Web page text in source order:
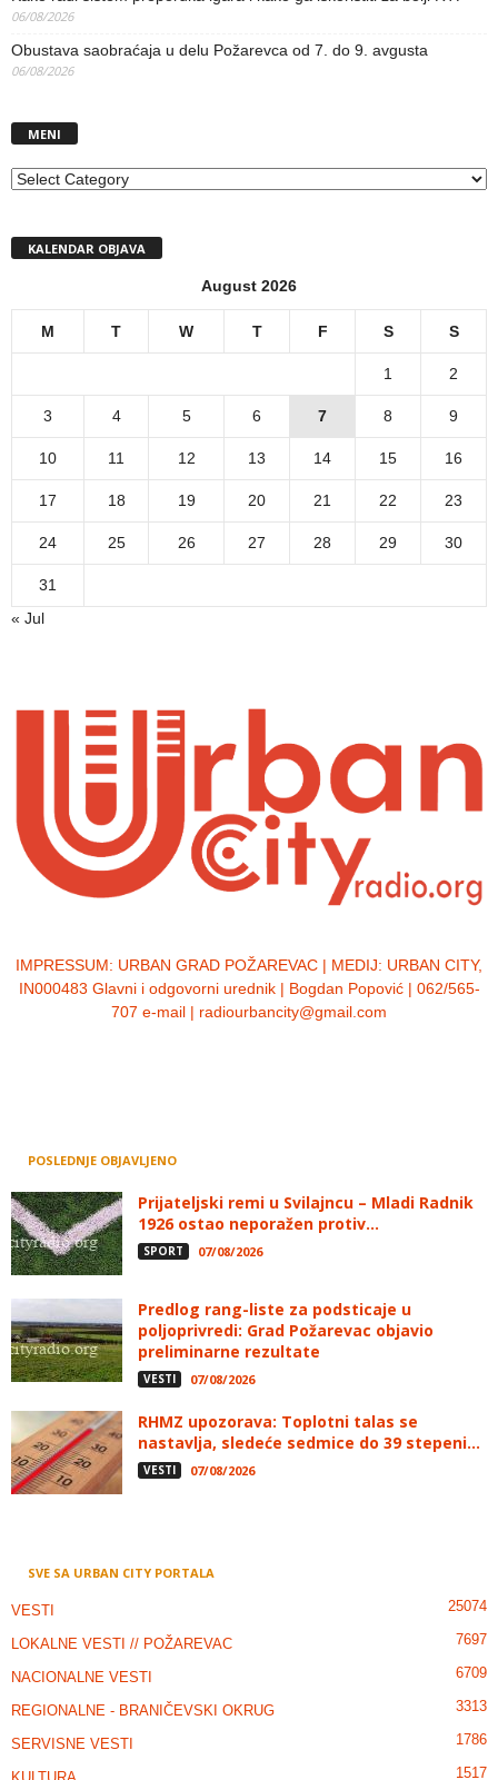
06/08/2026
Obustava saobraćaja u delu Požarevca od 7. do 9. avgusta
06/08/2026
MENI
MENI
KALENDAR OBJAVA
August 2026
M T W T F S S
1 2
3 4 5 6 7 8 9
10 11 12 13 14 15 16
17 18 19 20 21 22 23
24 25 26 27 28 29 30
31
« Jul
IMPRESSUM: URBAN GRAD POŽAREVAC | MEDIJ: URBAN CITY,
IN000483 Glavni i odgovorni urednik | Bogdan Popović | 062/565-
707 e-mail | radiourbancity@gmail.com
POSLEDNJE OBJAVLJENO
Prijateljski remi u Svilajncu – Mladi Radnik
1926 ostao neporažen protiv...
SPORT 07/08/2026
Predlog rang-liste za podsticaje u
poljoprivredi: Grad Požarevac objavio
preliminarne rezultate
VESTI 07/08/2026
RHMZ upozorava: Toplotni talas se
nastavlja, sledeće sedmice do 39 stepeni...
VESTI 07/08/2026
SVE SA URBAN CITY PORTALA
VESTI 25074
LOKALNE VESTI // POŽAREVAC 7697
NACIONALNE VESTI 6709
REGIONALNE - BRANIČEVSKI OKRUG 3313
SERVISNE VESTI 1786
1517